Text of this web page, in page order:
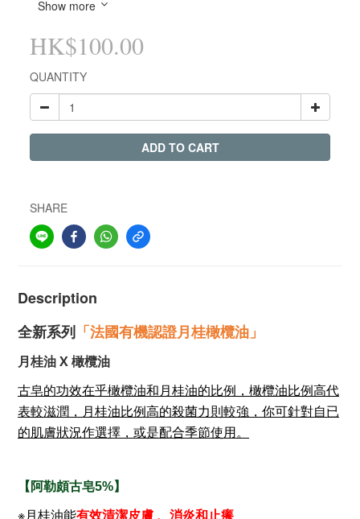
Show more
HK$100.00
QUANTITY
ADD TO CART
SHARE
Description
全新系列 「 法國有機認證月桂橄欖油 」
月桂油 X橄欖油
古皂的功效在乎橄欖油和月桂油的比例，橄欖油比例高代
表較滋潤，月桂油比例高的殺菌力則較強，你可針對自已
的肌膚狀況作選擇，或是配合季節使用。
【阿勒頗古皂5%】
※月桂油能有效清潔皮膚 、消炎和止癢